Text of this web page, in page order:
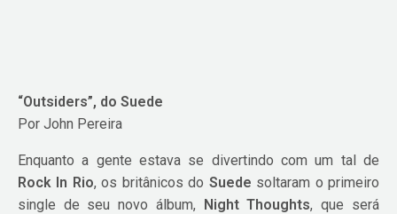
“Outsiders”, do Suede
Por John Pereira
Enquanto a gente estava se divertindo com um tal de
Rock In Rio, os britânicos do Suede soltaram o primeiro
single de seu novo álbum, Night Thoughts, que será